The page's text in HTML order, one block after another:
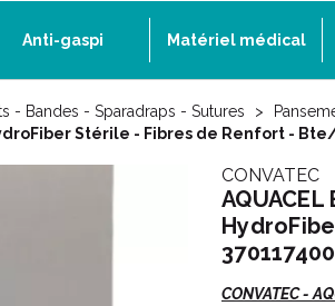
Anti-gaspi Matériel médical
- Bandes - Sparadraps - Sutures
Stérile - Fibres de Renfort -
CONVATEC
CONVATEC -